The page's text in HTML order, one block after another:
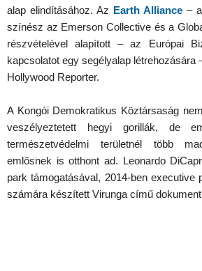
alap elindításához. Az Earth Alliance –
színész az Emerson Collective és a
részvételével alapított – az Európai
kapcsolatot egy segélyalap létrehozására
Hollywood Reporter.
A Kongói Demokratikus Köztársaság
veszélyeztetett hegyi gorillák, de
természetvédelmi területnél több
emlősnek is otthont ad. Leonardo
park támogatásával, 2014-ben executive
számára készített Virunga című